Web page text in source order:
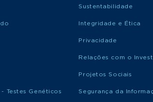
Testes Genéticos
Sustentabilidade
Integridade e Ética
Privacidade
Relações com o
Projetos Sociais
Segurança da